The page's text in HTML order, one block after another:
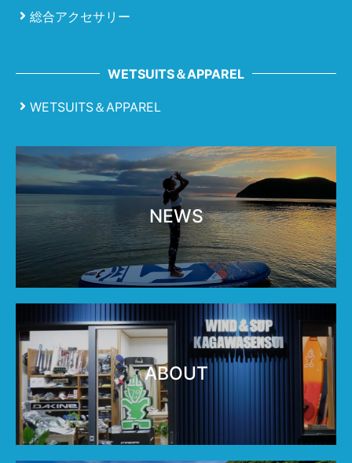
総合アクセサリー
WETSUITS＆APPAREL
WETSUITS＆APPAREL
NEWS
ABOUT